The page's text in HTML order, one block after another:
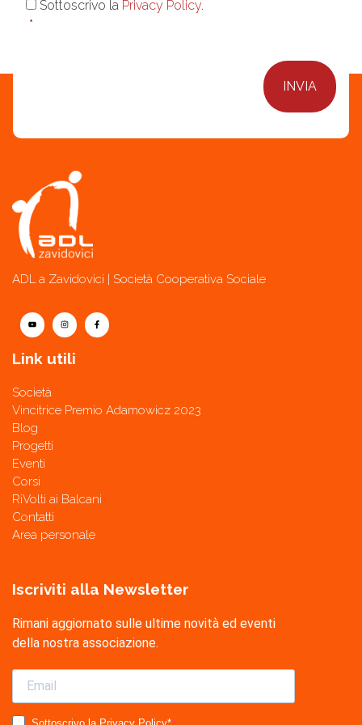
Sottoscrivo la Privacy Policy.
*
ADL a Zavidovici | Società Cooperativa Sociale
Link utili
Società
Vincitrice Premio Adamowicz 2023
Blog
Progetti
Eventi
Corsi
RiVolti ai Balcani
Contatti
Area personale
Iscriviti alla Newsletter
Rimani aggiornato sulle ultime novità ed eventi
della nostra associazione.